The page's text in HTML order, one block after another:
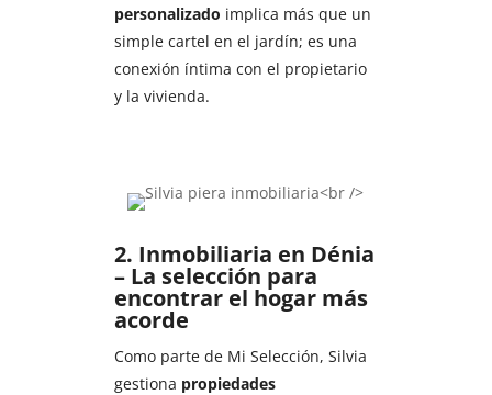
personalizado implica más que un
simple cartel en el jardín; es una
conexión íntima con el propietario
y la vivienda.
2. Inmobiliaria en Dénia
– La selección para
encontrar el hogar más
acorde
Como parte de Mi Selección, Silvia
gestiona propiedades